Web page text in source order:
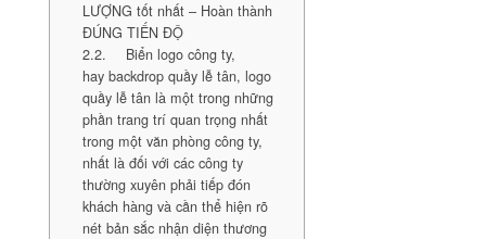
LƯỢNG tốt nhất – Hoàn thành
ĐÚNG TIẾN ĐỘ
Biển logo công ty,
hay backdrop quầy lễ tân, logo
quầy lễ tân là một trong những
phần trang trí quan trọng nhất
trong một văn phòng công ty,
nhất là đối với các công ty
thường xuyên phải tiếp đón
khách hàng và cần thể hiện rõ
nét bản sắc nhận diện thương